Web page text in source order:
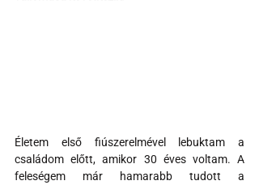
Életem első fiúszerelmével lebuktam a
családom előtt, amikor 30 éves voltam. A
feleségem már hamarabb tudott a